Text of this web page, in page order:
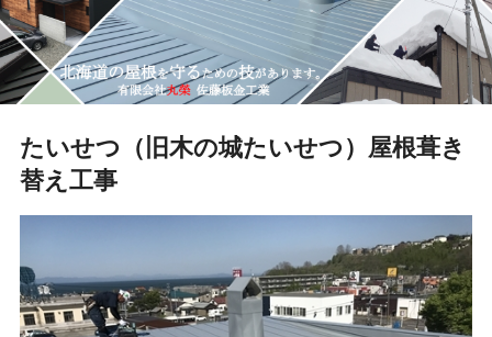
代表挨拶
屋根施工事例
お問い合わせ
たいせつ（旧木の城たいせつ）屋根葺き
替え工事